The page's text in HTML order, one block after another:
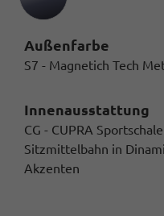
Außenfarbe
S7 - Magnetich Tech
Innenausstattung
CG - CUPRA
Sitzmittelbahn in
Akzenten